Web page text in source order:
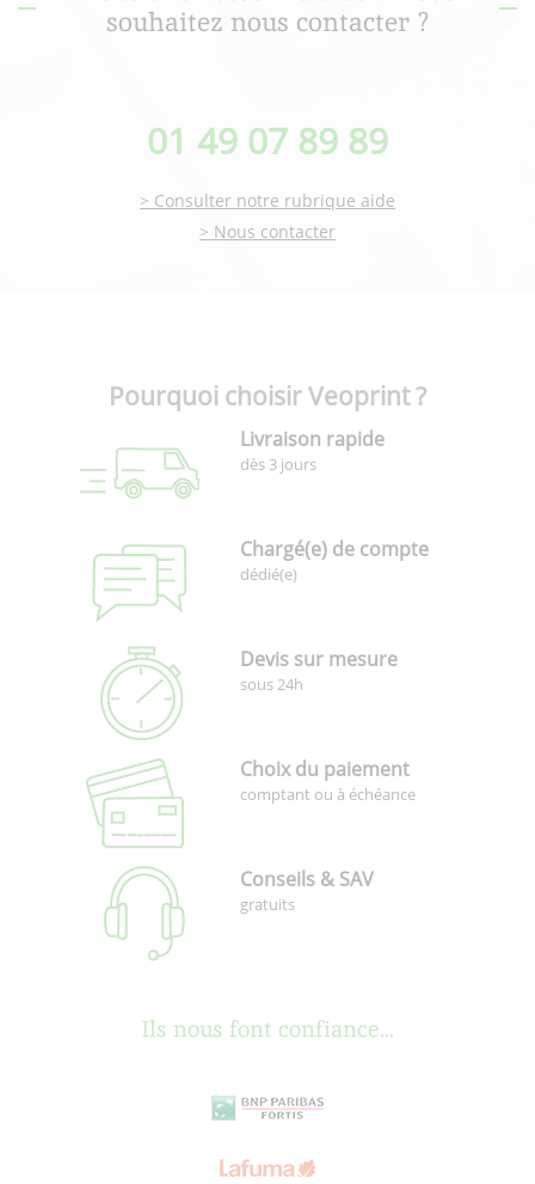
souhaitez nous contacter ?
01 49 07 89 89
> Consulter notre rubrique aide
> Nous contacter
Pourquoi choisir Veoprint ?
Livraison rapide
dès 3 jours
Chargé(e) de compte
dédié(e)
Devis sur mesure
sous 24h
Choix du paiement
comptant ou à échéance
Conseils & SAV
gratuits
Ils nous font confiance...